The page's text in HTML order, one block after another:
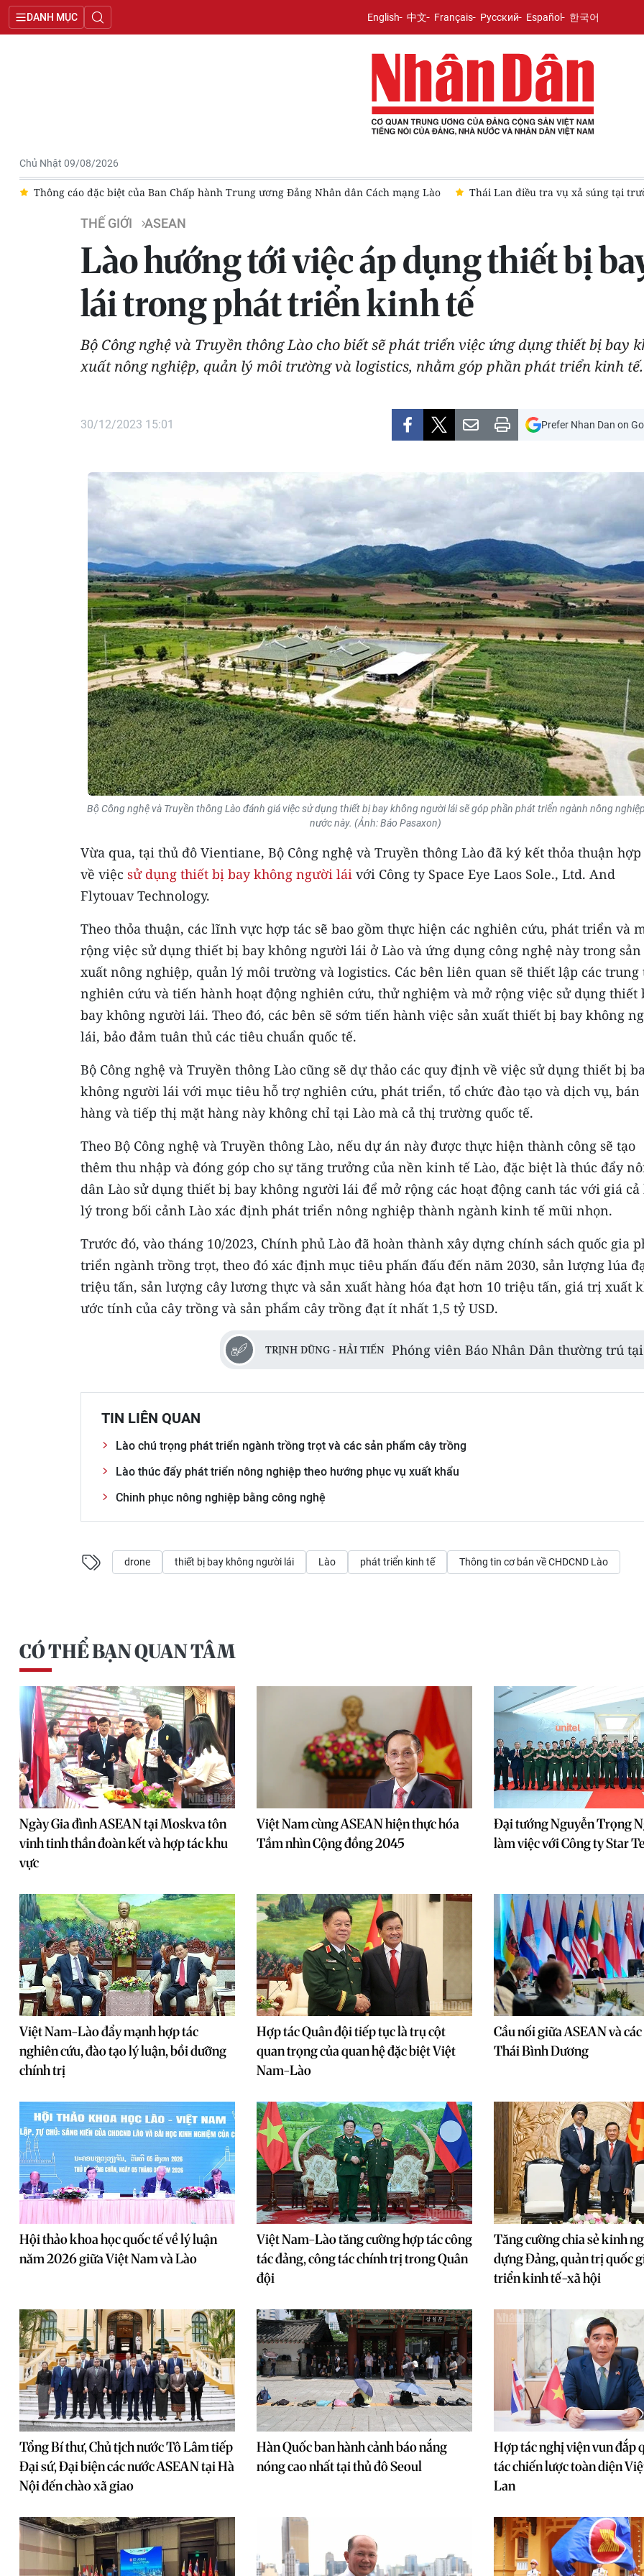
DANH MỤC English 中文 Français Русский Español 한국어
Chủ Nhật 09/08/2026
Thái Lan điều tra vụ xả súng tại trường học ở tỉnh Nonthaburi khiến 7 người tử vong Ngày Gia đình ASEAN tại
THẾ GIỚI ASEAN
Lào hướng tới việc áp dụng thiết bị
lái trong phát triển kinh tế
Bộ Công nghệ và Truyền thông Lào cho biết sẽ phát triển việc ứng dụng thiết bị bay
xuất nông nghiệp, quản lý môi trường và logistics, nhằm góp phần phát triển kinh tế.
30/12/2023 15:01 Prefer Nhan Dan on
Bộ Công nghệ và Truyền thông Lào đánh giá việc sử dụng thiết bị bay không người lái sẽ góp phần phát triển ngành nông
nước này. (Ảnh: Báo Pasaxon)
Vừa qua, tại thủ đô Vientiane, Bộ Công nghệ và Truyền thông Lào đã ký kết thỏa thuận hợp
về việc sử dụng thiết bị bay không người lái với Công ty Space Eye Laos Sole., Ltd. And
Flytouav Technology.
Theo thỏa thuận, các lĩnh vực hợp tác sẽ bao gồm thực hiện các nghiên cứu, phát triển và
rộng việc sử dụng thiết bị bay không người lái ở Lào và ứng dụng công nghệ này trong sản
xuất nông nghiệp, quản lý môi trường và logistics. Các bên liên quan sẽ thiết lập các trung
nghiên cứu và tiến hành hoạt động nghiên cứu, thử nghiệm và mở rộng việc sử dụng thiết
bay không người lái. Theo đó, các bên sẽ sớm tiến hành việc sản xuất thiết bị bay không
lái, bảo đảm tuân thủ các tiêu chuẩn quốc tế.
Bộ Công nghệ và Truyền thông Lào cũng sẽ dự thảo các quy định về việc sử dụng thiết bị
không người lái với mục tiêu hỗ trợ nghiên cứu, phát triển, tổ chức đào tạo và dịch vụ, bán
hàng và tiếp thị mặt hàng này không chỉ tại Lào mà cả thị trường quốc tế.
Theo Bộ Công nghệ và Truyền thông Lào, nếu dự án này được thực hiện thành công sẽ tạo
thêm thu nhập và đóng góp cho sự tăng trưởng của nền kinh tế Lào, đặc biệt là thúc đẩy
dân Lào sử dụng thiết bị bay không người lái để mở rộng các hoạt động canh tác với giá cả
lý trong bối cảnh Lào xác định phát triển nông nghiệp thành ngành kinh tế mũi nhọn.
Trước đó, vào tháng 10/2023, Chính phủ Lào đã hoàn thành xây dựng chính sách quốc gia
triển ngành trồng trọt, theo đó xác định mục tiêu phấn đấu đến năm 2030, sản lượng lúa
triệu tấn, sản lượng cây lương thực và sản xuất hàng hóa đạt hơn 10 triệu tấn, giá trị xuất
ước tính của cây trồng và sản phẩm cây trồng đạt ít nhất 1,5 tỷ USD.
TRỊNH DŨNG - HẢI TIẾN Phóng viên Báo Nhân Dân thường trú
TIN LIÊN QUAN
Lào chú trọng phát triển ngành trồng trọt và các sản phẩm cây trồng
Lào thúc đẩy phát triển nông nghiệp theo hướng phục vụ xuất khẩu
Chinh phục nông nghiệp bằng công nghệ
drone thiết bị bay không người lái Lào phát triển kinh tế Thông tin cơ bản về CHDCND Lào
CÓ THỂ BẠN QUAN TÂM
Ngày Gia đình ASEAN tại Moskva tôn
vinh tinh thần đoàn kết và hợp tác khu
vực
Việt Nam cùng ASEAN hiện thực hóa
Tầm nhìn Cộng đồng 2045
Đại tướng Nguyễn Trọng
làm việc với Công ty Star
Việt Nam-Lào đẩy mạnh hợp tác
nghiên cứu, đào tạo lý luận, bồi dưỡng
chính trị
Hợp tác Quân đội tiếp tục là trụ cột
quan trọng của quan hệ đặc biệt Việt
Nam-Lào
Cầu nối giữa ASEAN và
Thái Bình Dương
Hội thảo khoa học quốc tế về lý luận
năm 2026 giữa Việt Nam và Lào
Việt Nam-Lào tăng cường hợp tác công
tác đảng, công tác chính trị trong Quân
đội
Tăng cường chia sẻ kinh
dựng Đảng, quản trị quốc
triển kinh tế-xã hội
Tổng Bí thư, Chủ tịch nước Tô Lâm tiếp
Đại sứ, Đại biện các nước ASEAN tại Hà
Nội đến chào xã giao
Hàn Quốc ban hành cảnh báo nắng
nóng cao nhất tại thủ đô Seoul
Hợp tác nghị viện vun đắp
tác chiến lược toàn diện
Lan